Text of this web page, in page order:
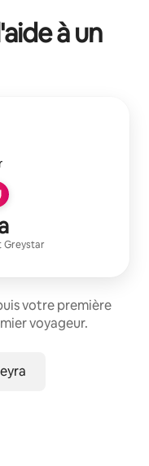
à un
Greystar
votre première
voyageur.